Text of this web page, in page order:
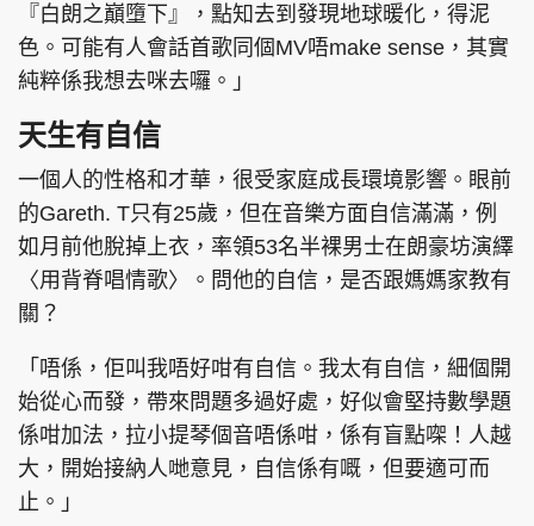
『白朗之巔墮下』，點知去到發現地球暖化，得泥
色。可能有人會話首歌同個MV唔make sense，其實
純粹係我想去咪去囉。」
天生有自信
一個人的性格和才華，很受家庭成長環境影響。眼前
的Gareth. T只有25歲，但在音樂方面自信滿滿，例
如月前他脫掉上衣，率領53名半裸男士在朗豪坊演繹
〈用背脊唱情歌〉。問他的自信，是否跟媽媽家教有
關？
「唔係，佢叫我唔好咁有自信。我太有自信，細個開
始從心而發，帶來問題多過好處，好似會堅持數學題
係咁加法，拉小提琴個音唔係咁，係有盲點㗎！人越
大，開始接納人哋意見，自信係有嘅，但要適可而
止。」